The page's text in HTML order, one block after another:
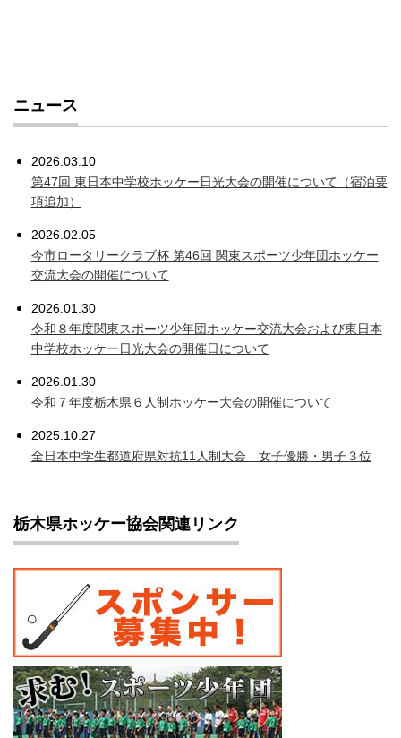
ニュース
2026.03.10
第47回 東日本中学校ホッケー日光大会の開催について（宿泊要
項追加）
2026.02.05
今市ロータリークラブ杯 第46回 関東スポーツ少年団ホッケー
交流大会の開催について
2026.01.30
令和８年度関東スポーツ少年団ホッケー交流大会および東日本
中学校ホッケー日光大会の開催日について
2026.01.30
令和７年度栃木県６人制ホッケー大会の開催について
2025.10.27
全日本中学生都道府県対抗11人制大会 女子優勝・男子３位
栃木県ホッケー協会関連リンク